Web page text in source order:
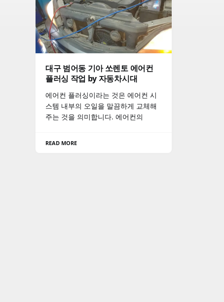
대구 범어동 기아 쏘렌토 에어컨
플러싱 작업 by 자동차시대
에어컨 플러싱이라는 것은 에어컨 시
스템 내부의 오일을 말끔하게 교체해
주는 것을 의미합니다. 에어컨의
READ MORE